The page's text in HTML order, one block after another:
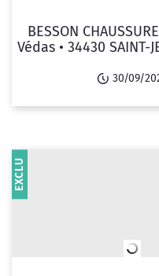
BESSON
Védas • 34430 SAINT-
30/09/
EXCLU